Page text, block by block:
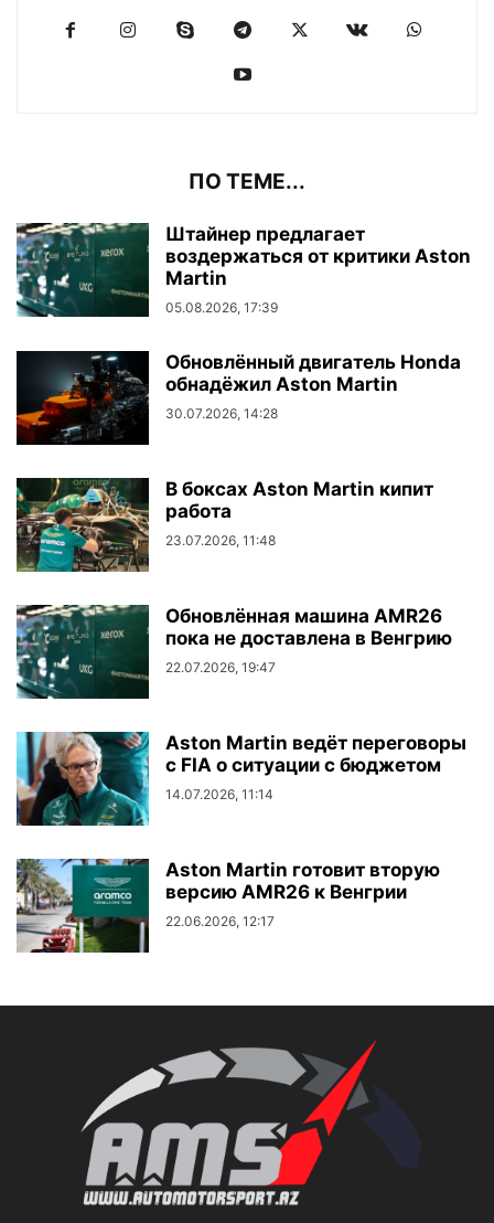
ПО ТЕМЕ...
Штайнер предлагает
воздержаться от критики Aston
Martin
05.08.2026, 17:39
Обновлённый двигатель Honda
обнадёжил Aston Martin
30.07.2026, 14:28
В боксах Aston Martin кипит
работа
23.07.2026, 11:48
Обновлённая машина AMR26
пока не доставлена в Венгрию
22.07.2026, 19:47
Aston Martin ведёт переговоры
с FIA о ситуации с бюджетом
14.07.2026, 11:14
Aston Martin готовит вторую
версию AMR26 к Венгрии
22.06.2026, 12:17